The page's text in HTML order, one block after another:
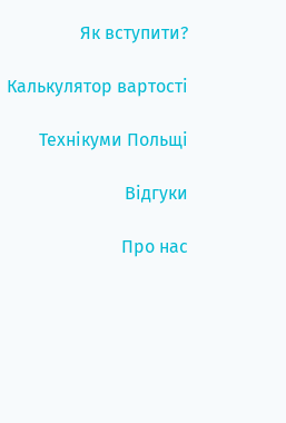
Як вступити?
Калькулятор вартості
Технікуми Польщі
Відгуки
Про нас